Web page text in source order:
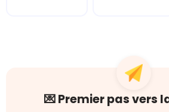
💌 Premier pas vers